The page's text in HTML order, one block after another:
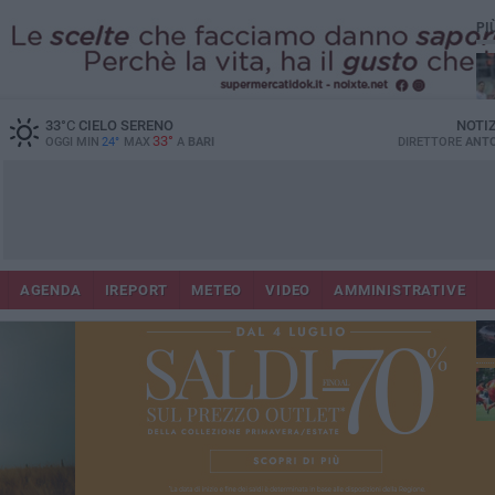
33°CCIELO SERENO
OGGI MIN 24° MAX 33° A BARI DIRETTORE
AGENDA IREPORT METEO VIDEO AMMINISTRATIVE